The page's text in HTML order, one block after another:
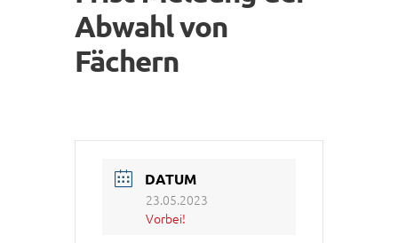
Abwahl von
Fächern
DATUM
23.05.2023
Vorbei!